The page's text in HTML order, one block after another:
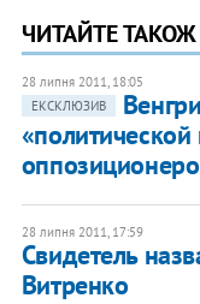
ЧИТАЙТЕ ТАКОЖ
28 липня 2011, 18:05
ЕКСКЛЮЗИВ
28 липня 2011, 17:59
Свидетель
Витренко